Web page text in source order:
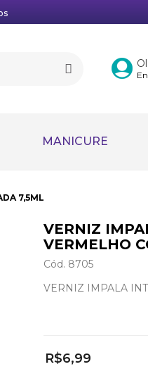
MANICURE
7,5ML
VERNIZ
VERMELHO
Cód. 8705
VERNIZ IMPALA
R$6,99